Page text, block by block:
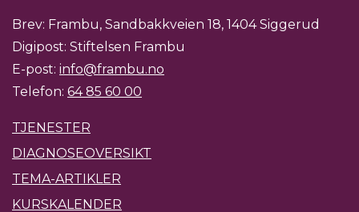
Brev: Frambu, Sandbakkveien 18, 1404 Siggerud
Digipost: Stiftelsen Frambu
E-post: info@frambu.no
Telefon: 64 85 60 00
TJENESTER
DIAGNOSEOVERSIKT
TEMA-ARTIKLER
KURSKALENDER